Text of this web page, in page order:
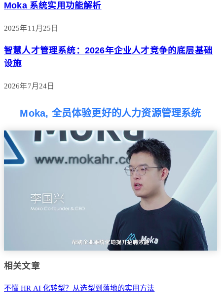
Moka 系统实用功能解析
2025年11月25日
智慧人才管理系统：2026年企业人才竞争的底层基础
设施
2026年7月24日
Moka, 全员体验更好的人力资源管理系统
相关文章
不懂 HR AI 化转型？从选型到落地的实用方法